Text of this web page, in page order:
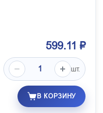
599.11 ₽
шт.
В КОРЗИНУ